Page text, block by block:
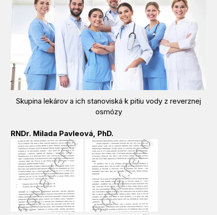
Skupina lekárov a ich stanoviská k pitiu vody z reverznej
osmózy
RNDr. Milada Pavleová, PhD.